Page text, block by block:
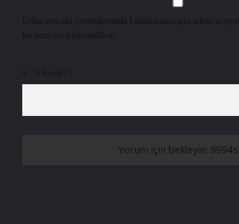
Daha sonraki yorumlarımda kullanılması için adım, e-
bu tarayıcıya kaydedilsin.
9 - 5 kaçtır?